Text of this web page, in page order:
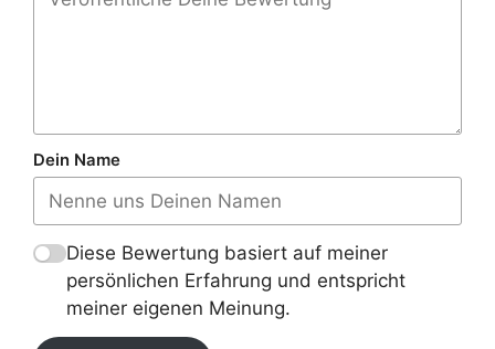
Dein Name
Diese Bewertung basiert auf meiner
persönlichen Erfahrung und entspricht
meiner eigenen Meinung.